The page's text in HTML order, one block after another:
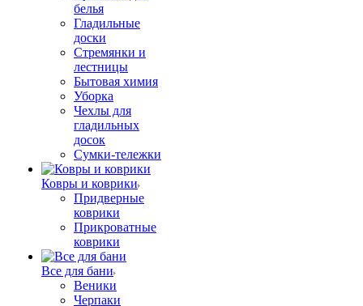
белья
Гладильные
доски
Стремянки и
лестницы
Бытовая химия
Уборка
Чехлы для
гладильных
досок
Сумки-тележки
Ковры и коврики
Придверные
коврики
Прикроватные
коврики
Все для бани
Веники
Черпаки